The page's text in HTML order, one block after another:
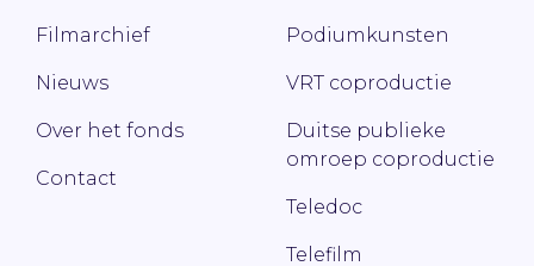
Filmarchief
Nieuws
Over het fonds
Contact
Podiumkunsten
VRT coproductie
Duitse publieke
omroep coproductie
Teledoc
Telefilm